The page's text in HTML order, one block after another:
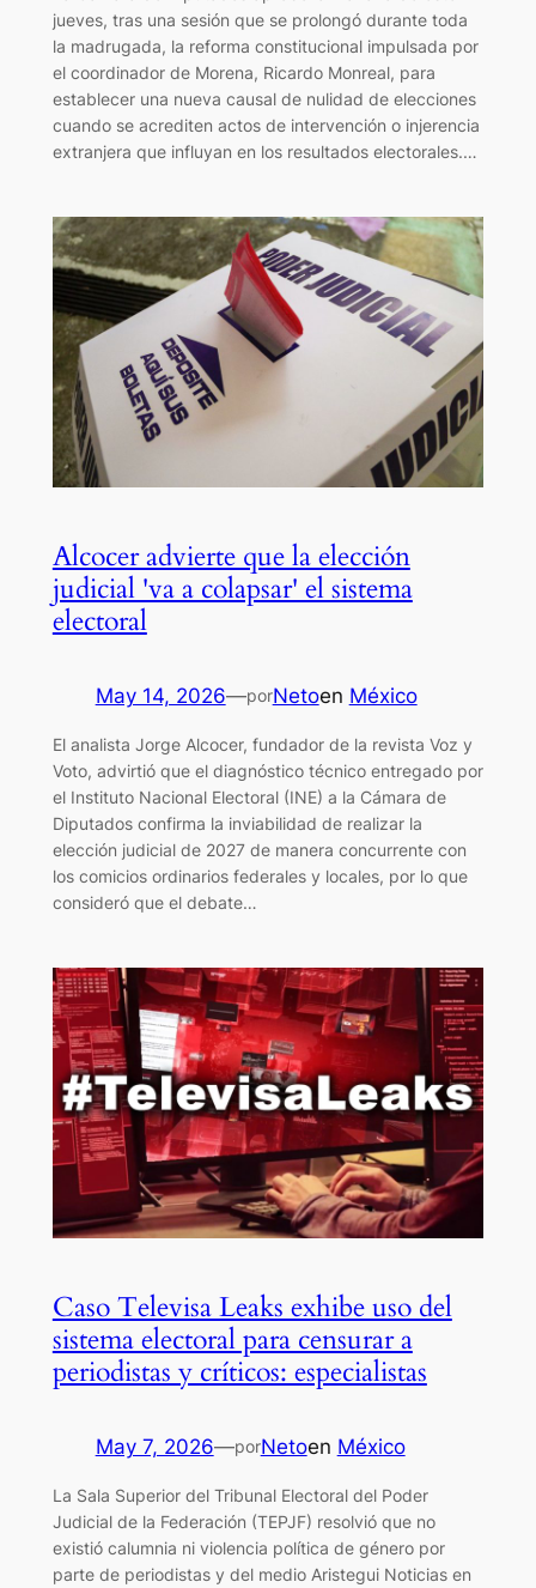
jueves, tras una sesión que se prolongó durante toda
la madrugada, la reforma constitucional impulsada por
el coordinador de Morena, Ricardo Monreal, para
establecer una nueva causal de nulidad de elecciones
cuando se acrediten actos de intervención o injerencia
extranjera que influyan en los resultados electorales.…
Alcocer advierte que la elección
judicial 'va a colapsar' el sistema
electoral
May 14, 2026—porNetoen México
El analista Jorge Alcocer, fundador de la revista Voz y
Voto, advirtió que el diagnóstico técnico entregado por
el Instituto Nacional Electoral (INE) a la Cámara de
Diputados confirma la inviabilidad de realizar la
elección judicial de 2027 de manera concurrente con
los comicios ordinarios federales y locales, por lo que
consideró que el debate…
Caso Televisa Leaks exhibe uso del
sistema electoral para censurar a
periodistas y críticos: especialistas
May 7, 2026—porNetoen México
La Sala Superior del Tribunal Electoral del Poder
Judicial de la Federación (TEPJF) resolvió que no
existió calumnia ni violencia política de género por
parte de periodistas y del medio Aristegui Noticias en